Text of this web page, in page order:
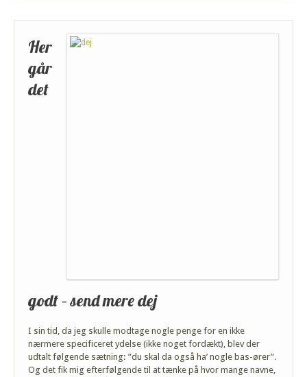
Her
går
det
godt – send mere dej
I sin tid, da jeg skulle modtage nogle penge for en ikke
nærmere specificeret ydelse (ikke noget fordækt), blev der
udtalt følgende sætning: ”du skal da også ha’ nogle bas-ører”.
Og det fik mig efterfølgende til at tænke på hvor mange navne,